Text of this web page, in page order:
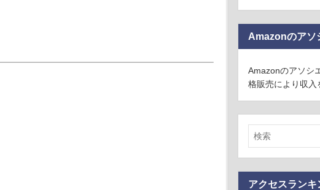
Amazonのアソ
Amazonのアソシ
格販売により収入
アクセスランキ